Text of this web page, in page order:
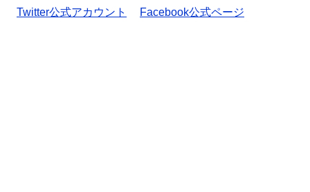
Twitter公式アカウント
Facebook公式ページ